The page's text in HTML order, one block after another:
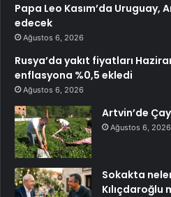
Papa Leo Kasım’da Uruguay,
edecek
Ağustos 6, 2026
Rusya’da yakıt fiyatları
enflasyona %0,5 ekledi
Ağustos 6, 2026
Artvin’de
Ağustos 6, 2026
Sokakta
Kılıçdaroğlu